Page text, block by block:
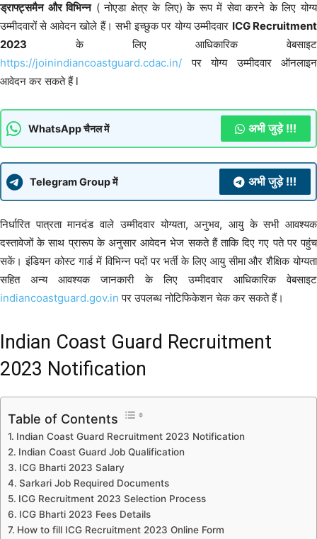
ड्राफ्ट्समैन और विभिन्न( नोएडा क्षेत्र के लिए) के रूप में सेवा करने के लिए योग्य
उम्मीदवारों से आवेदन खोले हैं। सभी इच्छुक पर योग्य उम्मीदवार ICG Recruitment
2023 के लिए आधिकारिक वेबसाइट
https://joinindiancoastguard.cdac.in/ पर योग्य उम्मीदवार ऑनलाइन
आवेदन कर सकते हैं l
WhatsApp चैनल में अभी जुड़े !!!
Telegram Group में अभी जुड़े !!!
निर्धारित पात्रता मानदंड वाले उम्मीदवार योग्यता, अनुभव, आयु के सभी आवश्यक
दस्तावेजों के साथ प्रारूप के अनुसार आवेदन भेज सकते हैं ताकि दिए गए पते पर पहुंच
सकें। इंडियन कोस्ट गार्ड में विभिन्न पदों पर भर्ती के लिए आयु सीमा और शैक्षिक योग्यता
सहित अन्य आवश्यक जानकारी के लिए उम्मीदवार आधिकारिक वेबसाइट
indiancoastguard.gov.in पर उपलब्ध नोटिफिकेशन चेक कर सकते हैं।
Indian Coast Guard Recruitment
2023 Notification
Table of Contents
Indian Coast Guard Recruitment 2023 Notification
Indian Coast Guard Job Qualification
ICG Bharti 2023 Salary
Sarkari Job Required Documents
ICG Recruitment 2023 Selection Process
ICG Bharti 2023 Fees Details
How to fill ICG Recruitment 2023 Online Form